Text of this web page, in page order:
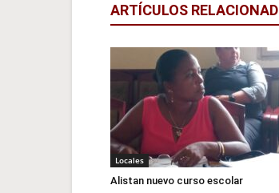
ARTÍCULOS
Locales
Alistan nuevo curso escolar